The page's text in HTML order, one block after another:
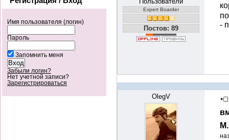
Имя пользователя (логин)
Пароль
Запомнить меня
Забыли логин?
Нет учетной записи?
Зарегистрироваться
Expert Boarder
Постов: 89
-
OlegV